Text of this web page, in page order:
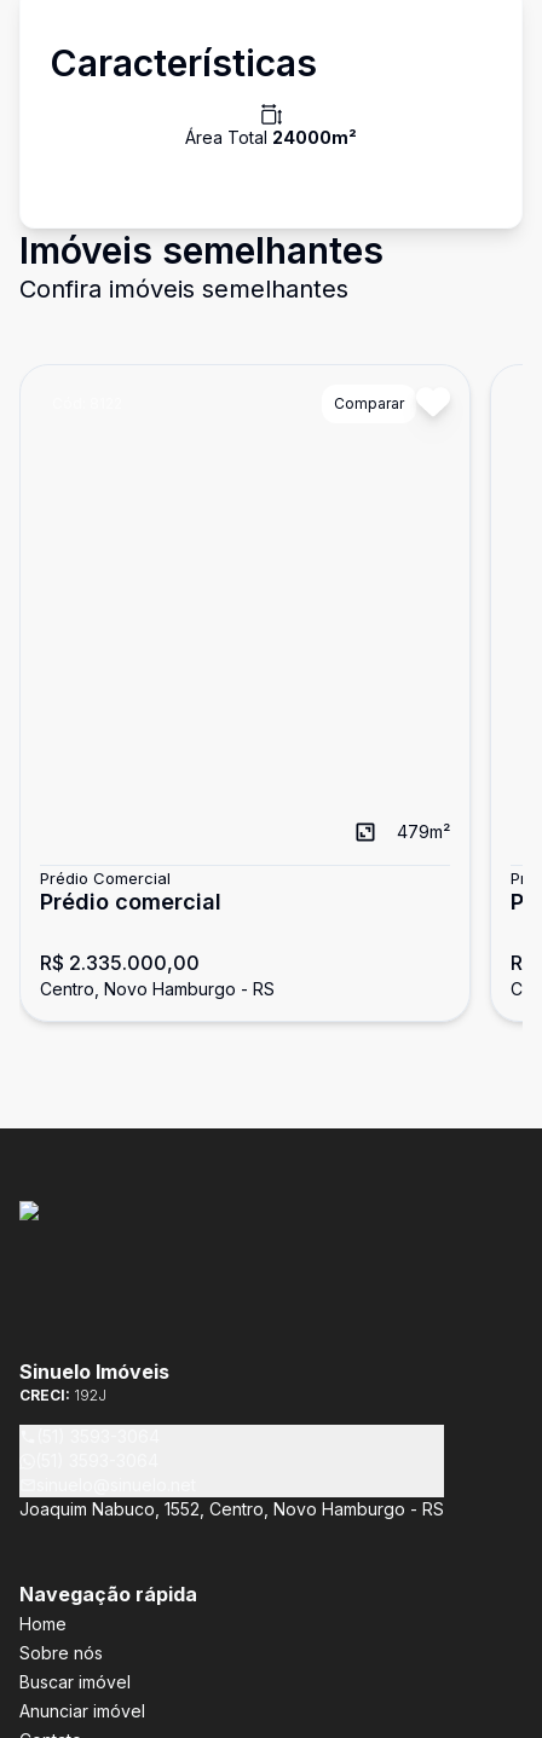
Características
Área Total 24000m²
Imóveis semelhantes
Confira imóveis semelhantes
Comparar
479m²
Prédio Comercial
Prédio comercial
R$ 2.335.000,00
Centro, Novo Hamburgo - RS
Sinuelo Imóveis
CRECI: 192J
Joaquim Nabuco, 1552, Centro, Novo Hamburgo - RS
Navegação rápida
Home
Sobre nós
Buscar imóvel
Anunciar imóvel